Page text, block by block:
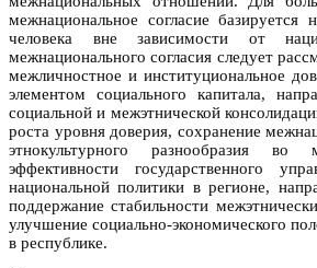
межнациональное согласие базируется
человека вне зависимости от
межнационального согласия следует
межличностное и институциональное
элементом социального капитала,
социальной и межэтнической
роста уровня доверия, сохранение
этнокультурного разнообразия
эффективности государственного
национальной политики в регионе,
поддержание стабильности
улучшение социально-экономического
в республике.